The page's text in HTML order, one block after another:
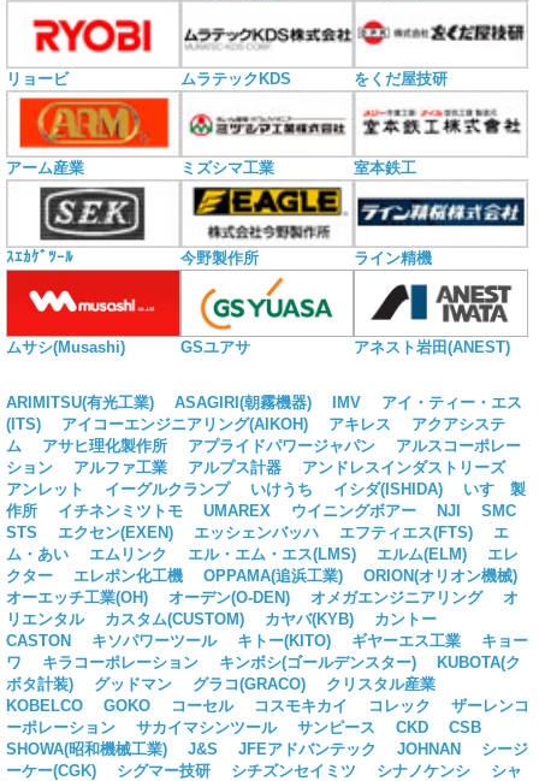
リョービ ムラテックKDS をくだ屋技研
アーム産業 ミズシマ工業 室本鉄工
ｽｴｶｹﾞﾂｰﾙ 今野製作所 ライン精機
ムサシ(Musashi) GSユアサ アネスト岩田(ANEST)
ARIMITSU(有光工業) ASAGIRI(朝霧機器) IMV
アイ・ティー・エス
(ITS)
アイコーエンジニアリング(AIKOH) アキレス
アクアシステ
ム
アサヒ理化製作所 アプライドパワージャパン
アルスコーポレー
ション
アルファ工業 アルプス計器
アンドレスインダストリーズ
アンレット
イーグルクランプ いけうち イシダ(ISHIDA)
いすゞ製
作所
イチネンミツトモ UMAREX ウイニングボアー NJI
SMC
STS
エクセン(EXEN) エッシェンバッハ エフティエス(FTS)
エ
ム・あい
エムリンク エル・エム・エス(LMS) エルム(ELM)
エレ
クター
エレポン化工機 OPPAMA(追浜工業)
ORION(オリオン機械)
オーエッチ工業(OH)
オーデン(O-DEN) オメガエンジニアリング
オ
リエンタル
カスタム(CUSTOM) カヤバ(KYB)
カントー
CASTON
キソパワーツール キトー(KITO) ギヤーエス工業
キョー
ワ
キラコーポレーション キンボシ(ゴールデンスター)
KUBOTA(ク
ボタ計装)
グッドマン グラコ(GRACO)
クリスタル産業
KOBELCO
GOKO コーセル コスモキカイ コレック
ザーレンコ
ーポレーション
サカイマシンツール サンピース CKD
CSB
SHOWA(昭和機械工業)
J&S JFEアドバンテック JOHNAN
シージ
ーケー(CGK)
シグマー技研 シチズンセイミツ シナノケンシ
シャ